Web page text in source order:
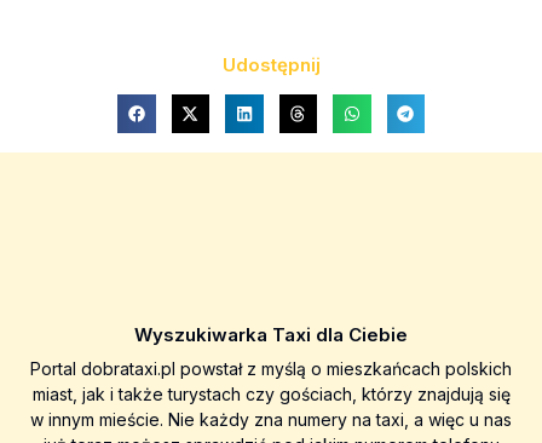
Udostępnij
Wyszukiwarka Taxi dla Ciebie
Portal dobrataxi.pl powstał z myślą o mieszkańcach polskich
miast, jak i także turystach czy gościach, którzy znajdują się
w innym mieście. Nie każdy zna numery na taxi, a więc u nas